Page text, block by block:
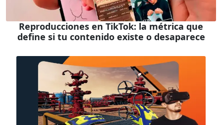
Reproducciones en TikTok: la métrica que
define si tu contenido existe o desaparece